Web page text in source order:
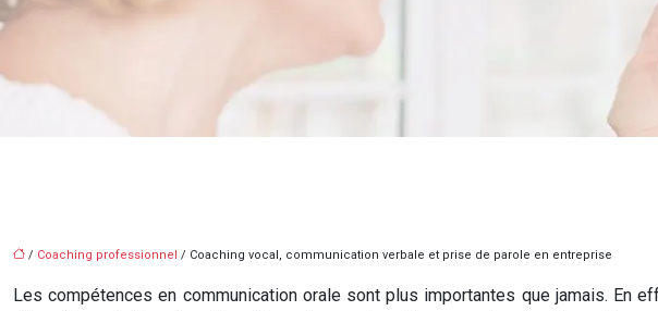
/ Coaching professionnel / Coaching vocal, communication verbale et prise de parole en entreprise
Les compétences en communication orale sont plus importantes que jamais. En